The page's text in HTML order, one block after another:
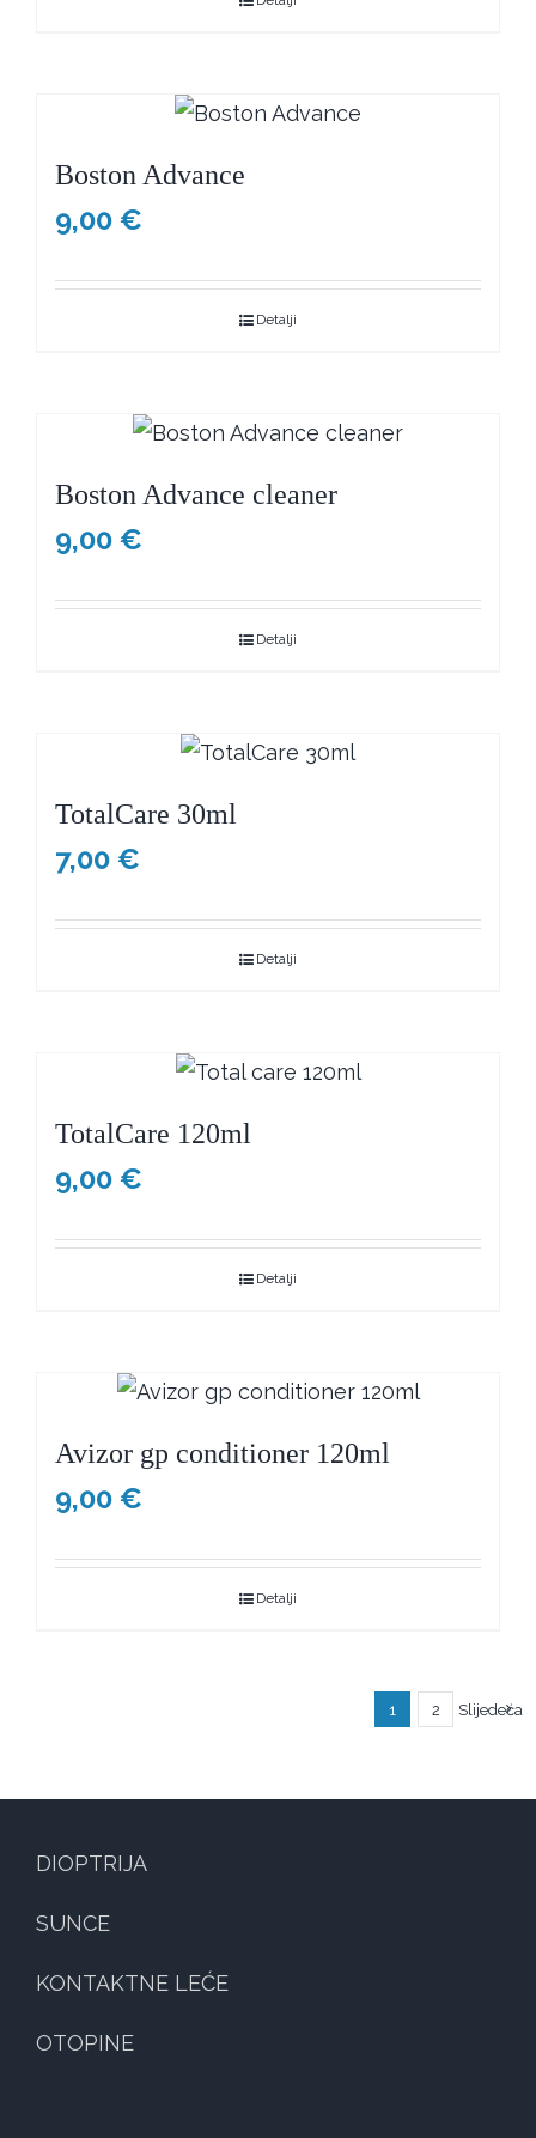
Boston Advance
9,00 €
Detalji
Boston Advance cleaner
9,00 €
Detalji
TotalCare 30ml
7,00 €
Detalji
TotalCare 120ml
9,00 €
Detalji
Avizor gp conditioner 120ml
9,00 €
Detalji
1 2 Slijedeća
DIOPTRIJA
SUNCE
KONTAKTNE LEĆE
OTOPINE